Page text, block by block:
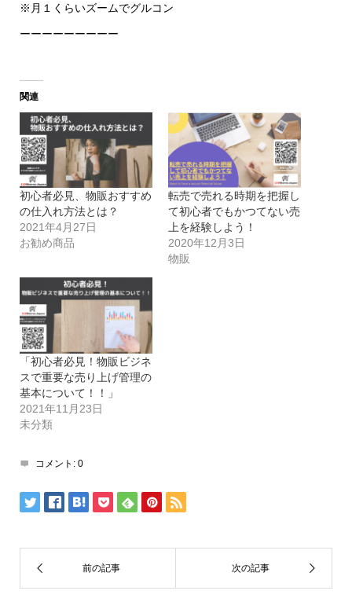
※月１くらいズームでグルコン
ーーーーーーーーー
関連
初心者必見、物販おすすめ
の仕入れ方法とは？
2021年4月27日
お勧め商品
転売で売れる時期を把握し
て初心者でもかつてない売
上を経験しよう！
2020年12月3日
物販
「初心者必見！物販ビジネ
スで重要な売り上げ管理の
基本について！！」
2021年11月23日
未分類
コメント: 0